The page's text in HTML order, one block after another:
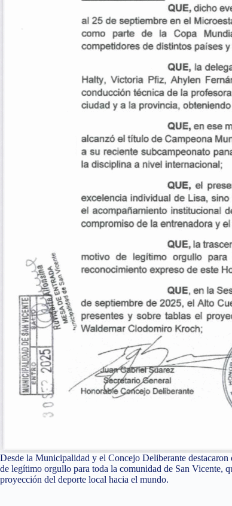
Desde la Municipalidad y el Concejo Deliberante
de legítimo orgullo para toda la comunidad de San Vicente,
proyección del deporte local hacia el mundo.